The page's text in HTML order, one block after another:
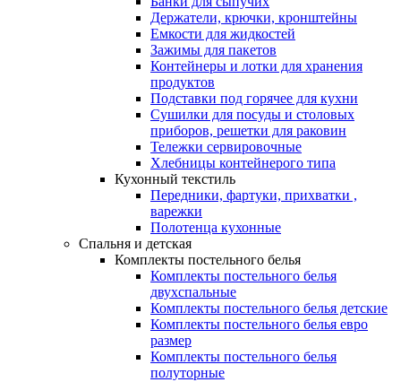
Держатели, крючки, кронштейны
Емкости для жидкостей
Зажимы для пакетов
Контейнеры и лотки для хранения
продуктов
Подставки под горячее для кухни
Сушилки для посуды и столовых
приборов, решетки для раковин
Тележки сервировочные
Хлебницы контейнерого типа
Кухонный текстиль
Передники, фартуки, прихватки ,
варежки
Полотенца кухонные
Спальня и детская
Комплекты постельного белья
Комплекты постельного белья
двухспальные
Комплекты постельного белья детские
Комплекты постельного белья евро
размер
Комплекты постельного белья
полуторные